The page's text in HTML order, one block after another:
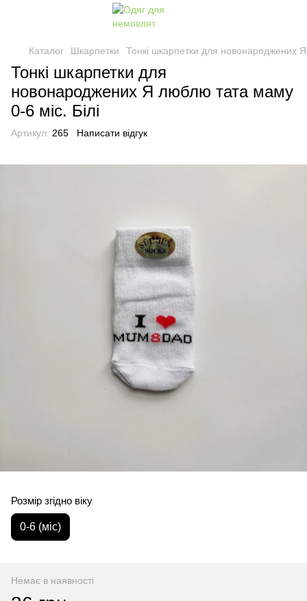
Каталог Шкарпетки Тонкі шкарпетки для новонароджених
Тонкі шкарпетки для
новонароджених Я люблю тата маму
0-6 міс. Білі
Артикул: 265 Написати відгук
Розмір згідно віку
0-6 (міс)
Немає в наявності